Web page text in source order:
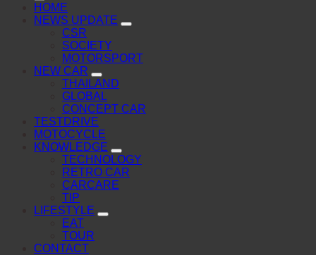
HOME
NEWS UPDATE
CSR
SOCIETY
MOTORSPORT
NEW CAR
THAILAND
GLOBAL
CONCEPT CAR
TESTDRIVE
MOTOCYCLE
KNOWLEDGE
TECHNOLOGY
RETRO CAR
CARCARE
TIP
LIFESTYLE
EAT
TOUR
CONTACT